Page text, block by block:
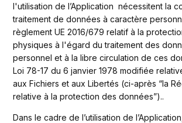
l'utilisation de l’Application  nécessitent la
traitement de données à caractère
règlement UE 2016/679 relatif à la
physiques à l'égard du traitement des
personnel et à la libre circulation de ces
Loi 78-17 du 6 janvier 1978 modifiée
aux Fichiers et aux Libertés (ci-après “la
relative à la protection des données”)..
Dans le cadre de l’utilisation de